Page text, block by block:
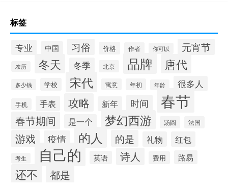
标签
专业 中国 习俗 价格 作者 你可以 元宵节
农历 冬天 冬季 北京 品牌 唐代
多少钱 学校 宋代 寓意 年初 年龄 很多人
手机 手表 攻略 新年 时间 春节
春节期间 是一个 梦幻西游 汤圆 法国
游戏 疫情 的人 的是 礼物 红包
考生 自己的 英语 诗人 费用 路易
还不 都是